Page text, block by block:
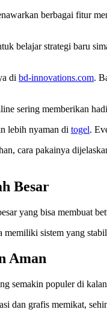
berbagai fitur
belajar strategi baru
di bd-innovations.com.
sering memberikan
lebih nyaman di togel.
cara pakainya
Besar
yang bisa membuat
memiliki sistem yang
Aman
semakin populer di
dan grafis memikat,